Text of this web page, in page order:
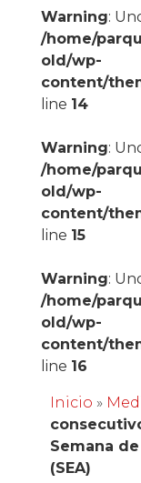
Warning:
/home/
old/wp-
content/
line 14
Warning:
/home/
old/wp-
content/
line 15
Warning:
/home/
old/wp-
content/
line 16
Inicio »
Semana
(SEA)